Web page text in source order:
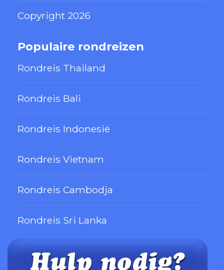
Copyright 2026
Populaire rondreizen
Rondreis Thailand
Rondreis Bali
Rondreis Indonesië
Rondreis Vietnam
Rondreis Cambodja
Rondreis Sri Lanka